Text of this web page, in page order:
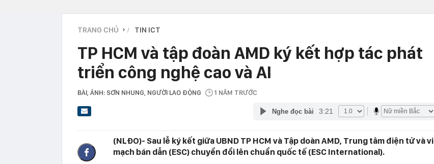
TRANG CHỦ › TIN ICT
TP HCM và tập đoàn AMD ký kết hợp tác phát
triển công nghệ cao và AI
BÀI, ẢNH: SƠN NHUNG , NGƯỜI LAO ĐỘNG 1 NĂM TRƯỚC
Nghe đọc bài 3:21
(NLĐO)- Sau lễ ký kết giữa UBND TP HCM và Tập doàn AMD, Trung tâm điện tử và vi
mạch bán dẫn (ESC) chuyển đổi lên chuẩn quốc tế (ESC International).